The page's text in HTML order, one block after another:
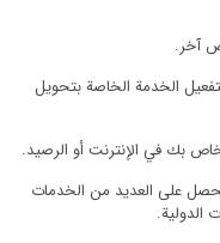
آخر.
الخدمة الخاصة بتحويل
بك في الإنترنت أو الرصيد.
على العديد من الخدمات
الدولية.